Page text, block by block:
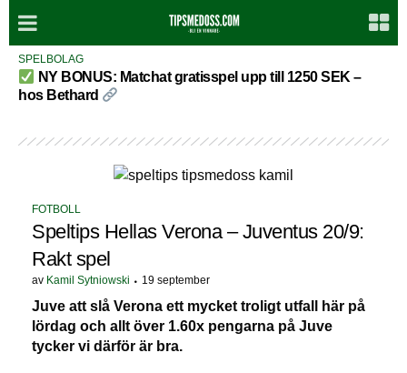
SPELBOLAG
NY BONUS: Matchat gratisspel upp till 1250 SEK –
hos Bethard
FOTBOLL
Speltips Hellas Verona – Juventus 20/9:
Rakt spel
av Kamil Sytniowski 19 september
Juve att slå Verona ett mycket troligt utfall här på
lördag och allt över 1.60x pengarna på Juve
tycker vi därför är bra.